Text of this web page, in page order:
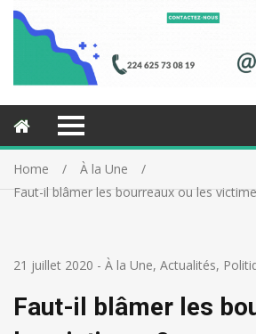
Home
À la Une
Faut-il blâmer les bourreaux ou les
21 juillet 2020 - À la Une, Actualités,
Faut-il blâmer les